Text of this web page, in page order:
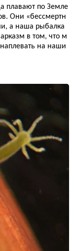
плавают по Земле
Они «бессмертн
а наша рыбалка
в том, что м
на наши